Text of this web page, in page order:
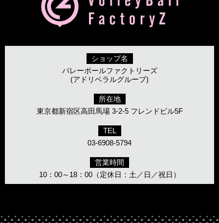
ショップ名
バレーボールファクトリーズ
(アドリベラルグループ)
所在地
東京都新宿区高田馬場 3-2-5 フレンドビル5F
TEL
03-6908-5794
営業時間
10：00～18：00（定休日：土／日／祝日）